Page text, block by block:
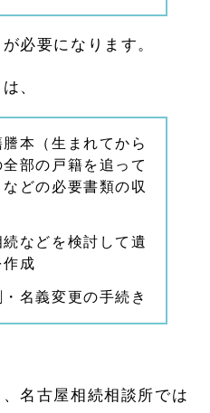
必要になります。
、
本（生まれてから
部の戸籍を追って
どの必要書類の収
などを検討して遺
作成
名義変更の手続き
名古屋相続相談所では